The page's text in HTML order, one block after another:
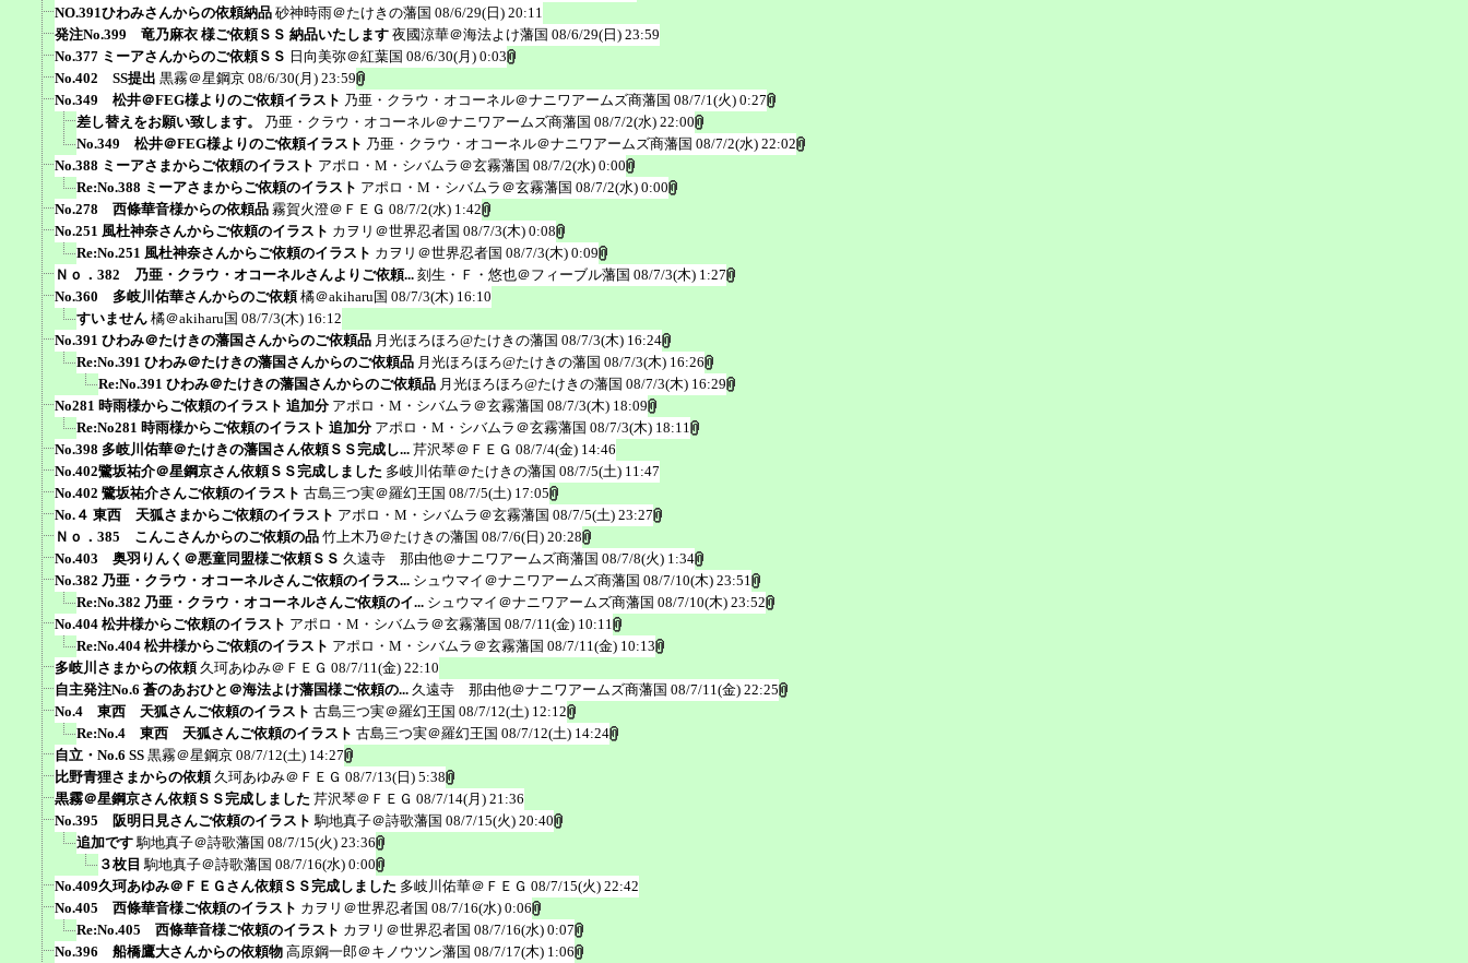
NO.391ひわみさんからの依頼納品 砂神時雨＠たけきの藩国 08/6/29(日) 20:11
発注No.399 竜乃麻衣 様ご依頼ＳＳ 納品いたします 夜國涼華＠海法よけ藩国 08/6/29(日) 23:59
No.377 ミーアさんからのご依頼ＳＳ 日向美弥＠紅葉国 08/6/30(月) 0:03
No.402 SS提出 黒霧＠星鋼京 08/6/30(月) 23:59
No.349 松井＠FEG様よりのご依頼イラスト 乃亜・クラウ・オコーネル＠ナニワアームズ商藩国 08/7/1(火) 0:27
差し替えをお願い致します。
乃亜・クラウ・オコーネル＠ナニワアームズ商藩国 08/7/2(水) 22:00
No.349 松井＠FEG様よりのご依頼イラスト 乃亜・クラウ・オコーネル＠ナニワアームズ商藩国 08/7/2(水) 22:02
No.388 ミーアさまからご依頼のイラスト アポロ・M・シバムラ＠玄霧藩国 08/7/2(水) 0:00
Re:No.388 ミーアさまからご依頼のイラスト アポロ・M・シバムラ＠玄霧藩国 08/7/2(水) 0:00
No.278 西條華音様からの依頼品 霧賀火澄＠ＦＥＧ 08/7/2(水) 1:42
No.251 風杜神奈さんからご依頼のイラスト カヲリ＠世界忍者国 08/7/3(木) 0:08
Re:No.251 風杜神奈さんからご依頼のイラスト カヲリ＠世界忍者国 08/7/3(木) 0:09
Ｎｏ．382 乃亜・クラウ・オコーネルさんよりご依頼... 刻生・Ｆ・悠也＠フィーブル藩国 08/7/3(木) 1:27
No.360 多岐川佑華さんからのご依頼 橘＠akiharu国 08/7/3(木) 16:10
すいません 橘＠akiharu国 08/7/3(木) 16:12
No.391 ひわみ＠たけきの藩国さんからのご依頼品 月光ほろほろ@たけきの藩国 08/7/3(木) 16:24
Re:No.391 ひわみ＠たけきの藩国さんからのご依頼品 月光ほろほろ@たけきの藩国 08/7/3(木) 16:26
Re:No.391 ひわみ＠たけきの藩国さんからのご依頼品 月光ほろほろ@たけきの藩国 08/7/3(木) 16:29
No281 時雨様からご依頼のイラスト 追加分 アポロ・M・シバムラ＠玄霧藩国 08/7/3(木) 18:09
Re:No281 時雨様からご依頼のイラスト 追加分 アポロ・M・シバムラ＠玄霧藩国 08/7/3(木) 18:11
No.398 多岐川佑華＠たけきの藩国さん依頼ＳＳ完成し... 芹沢琴＠ＦＥＧ 08/7/4(金) 14:46
No.402鷺坂祐介＠星鋼京さん依頼ＳＳ完成しました 多岐川佑華＠たけきの藩国 08/7/5(土) 11:47
No.402 鷺坂祐介さんご依頼のイラスト 古島三つ実＠羅幻王国 08/7/5(土) 17:05
No.４ 東西 天狐さまからご依頼のイラスト アポロ・M・シバムラ＠玄霧藩国 08/7/5(土) 23:27
Ｎｏ．385 こんこさんからのご依頼の品 竹上木乃＠たけきの藩国 08/7/6(日) 20:28
No.403 奥羽りんく＠悪童同盟様ご依頼ＳＳ 久遠寺 那由他＠ナニワアームズ商藩国 08/7/8(火) 1:34
No.382 乃亜・クラウ・オコーネルさんご依頼のイラス... シュウマイ＠ナニワアームズ商藩国 08/7/10(木) 23:51
Re:No.382 乃亜・クラウ・オコーネルさんご依頼のイ... シュウマイ＠ナニワアームズ商藩国 08/7/10(木) 23:52
No.404 松井様からご依頼のイラスト アポロ・M・シバムラ＠玄霧藩国 08/7/11(金) 10:11
Re:No.404 松井様からご依頼のイラスト アポロ・M・シバムラ＠玄霧藩国 08/7/11(金) 10:13
多岐川さまからの依頼 久珂あゆみ＠ＦＥＧ 08/7/11(金) 22:10
自主発注No.6 蒼のあおひと＠海法よけ藩国様ご依頼の... 久遠寺 那由他＠ナニワアームズ商藩国 08/7/11(金) 22:25
No.4 東西 天狐さんご依頼のイラスト 古島三つ実＠羅幻王国 08/7/12(土) 12:12
Re:No.4 東西 天狐さんご依頼のイラスト 古島三つ実＠羅幻王国 08/7/12(土) 14:24
自立・No.6 SS 黒霧＠星鋼京 08/7/12(土) 14:27
比野青狸さまからの依頼 久珂あゆみ＠ＦＥＧ 08/7/13(日) 5:38
黒霧＠星鋼京さん依頼ＳＳ完成しました 芹沢琴＠ＦＥＧ 08/7/14(月) 21:36
No.395 阪明日見さんご依頼のイラスト 駒地真子＠詩歌藩国 08/7/15(火) 20:40
追加です 駒地真子＠詩歌藩国 08/7/15(火) 23:36
３枚目 駒地真子＠詩歌藩国 08/7/16(水) 0:00
No.409久珂あゆみ＠ＦＥＧさん依頼ＳＳ完成しました 多岐川佑華＠ＦＥＧ 08/7/15(火) 22:42
No.405 西條華音様ご依頼のイラスト カヲリ＠世界忍者国 08/7/16(水) 0:06
Re:No.405 西條華音様ご依頼のイラスト カヲリ＠世界忍者国 08/7/16(水) 0:07
No.396 船橋鷹大さんからの依頼物 高原鋼一郎＠キノウツン藩国 08/7/17(木) 1:06